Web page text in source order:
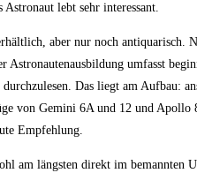
lebt sehr interessant.
aber nur noch antiquarisch.
umfasst
Das liegt am Aufbau:
von Gemini 6A und 12 und Apollo
Empfehlung.
am längsten direkt im